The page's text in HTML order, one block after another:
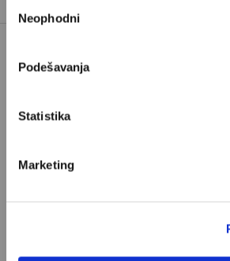
сагласности
Neophodni
Podešavanja
Statistika
Marketing
POPULARNO
Od Dragoslava Mihailovića i Meše